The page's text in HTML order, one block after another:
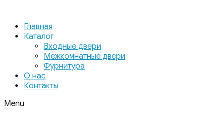
Главная
Каталог
Входные двери
Межкомнатные двери
Фурнитура
О нас
Контакты
Menu